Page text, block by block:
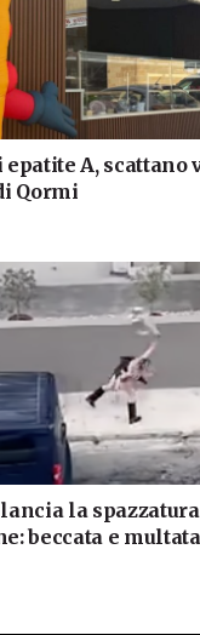
epatite A,
Qormi
la
beccata e